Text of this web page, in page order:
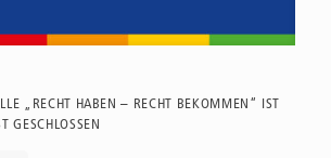
„RECHT HABEN – RECHT BEKOMMEN“ IST
GESCHLOSSEN